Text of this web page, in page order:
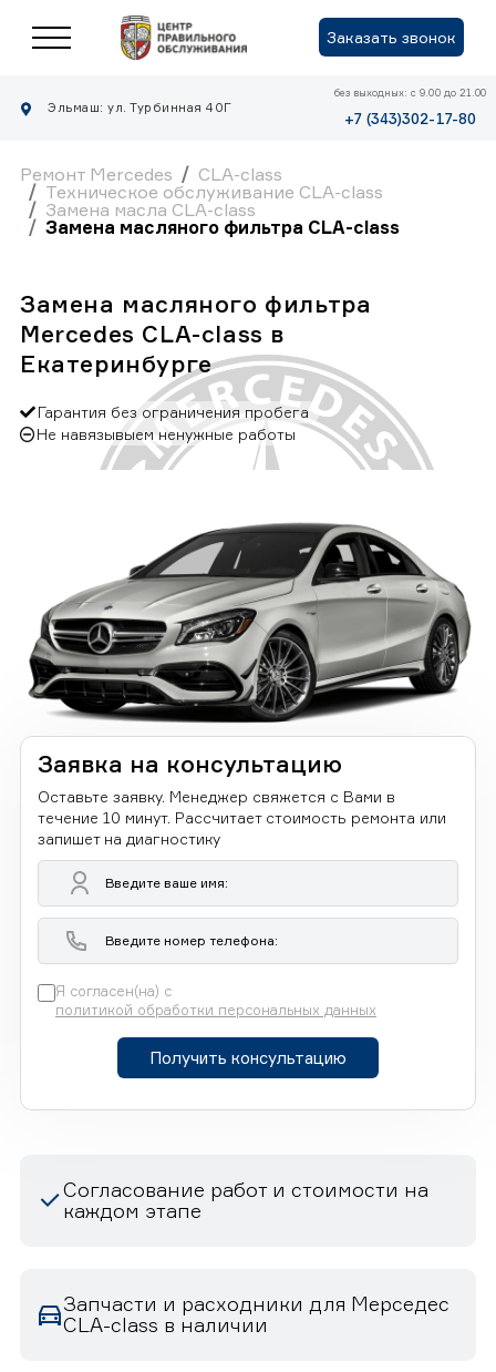
Заказать звонок
Эльмаш: ул. Турбинная 40Г
без выходных: с 9.00 до 21.00
+7 (343)302-17-80
Ремонт Mercedes
CLA-class
Техническое обслуживание CLA-class
Замена масла CLA-class
Замена масляного фильтра CLA-class
Замена масляного фильтра
Mercedes CLA-class в
Екатеринбурге
Гарантия без ограничения пробега
Не навязывыем ненужные работы
Заявка на консультацию
Оставьте заявку. Менеджер свяжется с Вами в
течение 10 минут. Рассчитает стоимость ремонта или
запишет на диагностику
Я согласен(на) с
политикой обработки персональных данных
Получить консультацию
Согласование работ и стоимости на
каждом этапе
Запчасти и расходники для Мерседес
CLA-class в наличии